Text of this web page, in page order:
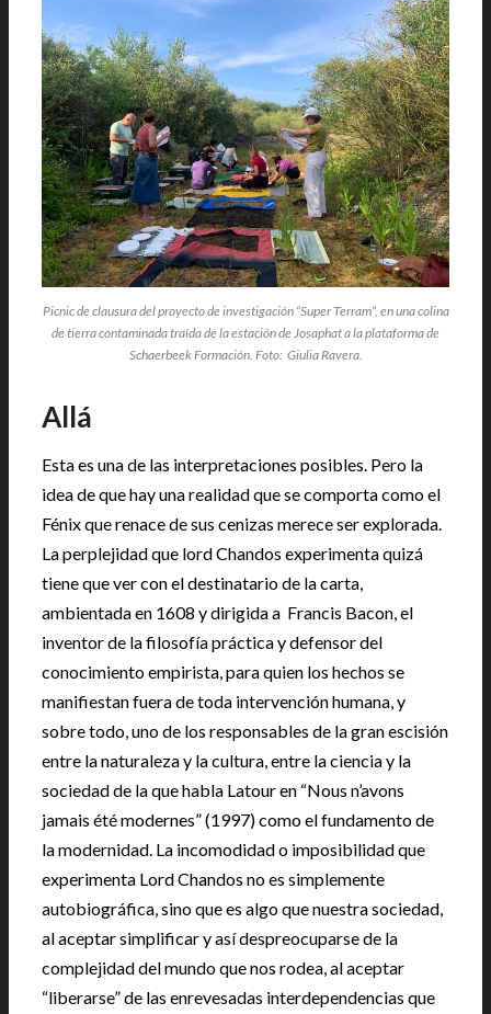
Picnic de clausura del proyecto de investigación “Super Terram”, en una colina
de tierra contaminada traída de la estación de Josaphat a la plataforma de
Schaerbeek Formación. Foto: Giulia Ravera.
Allá
Esta es una de las interpretaciones posibles. Pero la
idea de que hay una realidad que se comporta como el
Fénix que renace de sus cenizas merece ser explorada.
La perplejidad que lord Chandos experimenta quizá
tiene que ver con el destinatario de la carta,
ambientada en 1608 y dirigida a Francis Bacon, el
inventor de la filosofía práctica y defensor del
conocimiento empirista, para quien los hechos se
manifiestan fuera de toda intervención humana, y
sobre todo, uno de los responsables de la gran escisión
entre la naturaleza y la cultura, entre la ciencia y la
sociedad de la que habla Latour en “Nous n’avons
jamais été modernes” (1997) como el fundamento de
la modernidad. La incomodidad o imposibilidad que
experimenta Lord Chandos no es simplemente
autobiográfica, sino que es algo que nuestra sociedad,
al aceptar simplificar y así despreocuparse de la
complejidad del mundo que nos rodea, al aceptar
“liberarse” de las enrevesadas interdependencias que